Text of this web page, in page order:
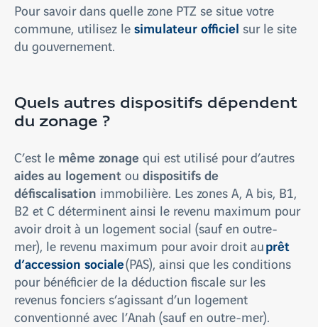
Pour savoir dans quelle zone PTZ se situe votre
commune, utilisez lesimulateur officiel sur le site
du gouvernement.
Quels autres dispositifs dépendent
du zonage ?
C’est le même zonagequi est utilisé pour d’autres
aides au logementou dispositifs de
défiscalisation immobilière. Les zones A, A bis, B1,
B2 et C déterminent ainsi le revenu maximum pour
avoir droit à un logement social (sauf en outre-
mer), le revenu maximum pour avoir droit auprêt
d’accession sociale(PAS), ainsi que les conditions
pour bénéficier de la déduction fiscale sur les
revenus fonciers s’agissant d’un logement
conventionné avec l’Anah (sauf en outre-mer).